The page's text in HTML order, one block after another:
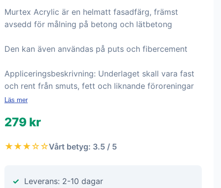
Murtex Acrylic är en helmatt fasadfärg, främst
avsedd för målning på betong och lätbetong
Den kan även användas på puts och fibercement
Appliceringsbeskrivning: Underlaget skall vara fast
och rent från smuts, fett och liknande föroreningar
Läs mer
279 kr
★★★☆☆Vårt betyg: 3.5 / 5
Leverans: 2-10 dagar